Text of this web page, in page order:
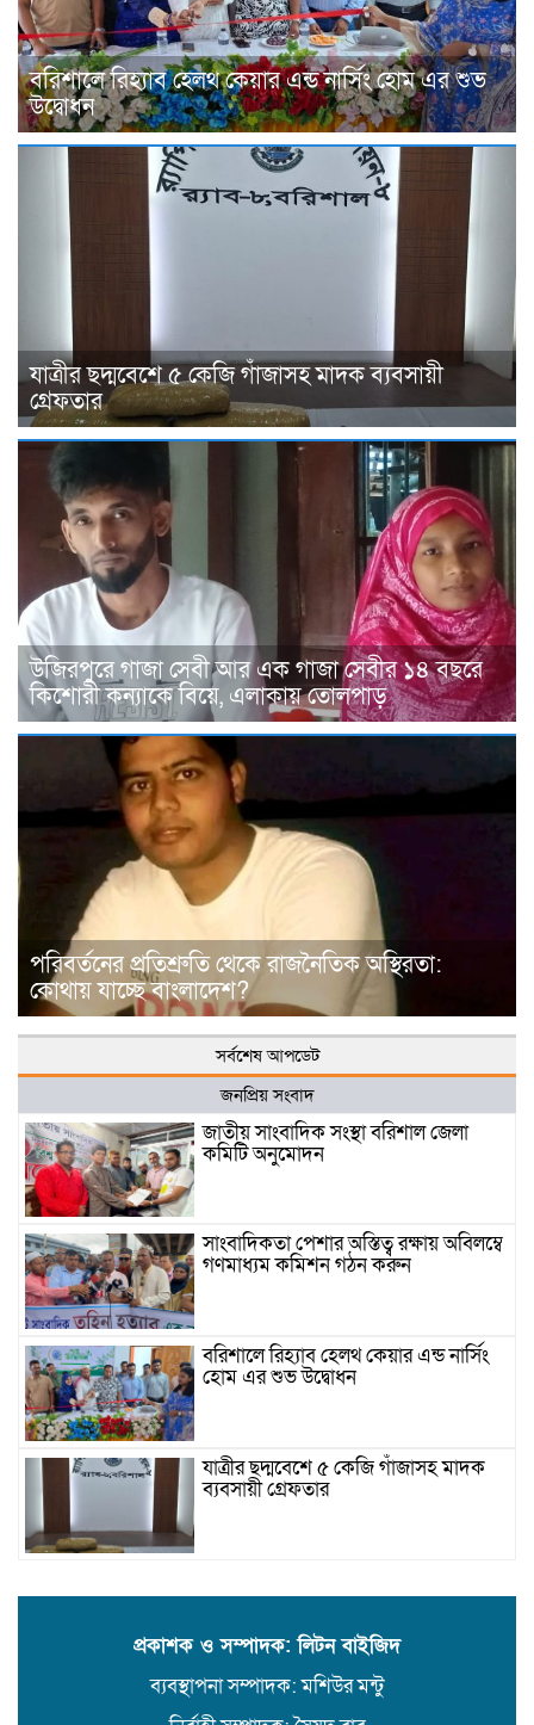
বরিশালে রিহ্যাব হেলথ কেয়ার এন্ড নার্সিং হোম এর শুভ
উদ্বোধন
যাত্রীর ছদ্মবেশে ৫ কেজি গাঁজাসহ মাদক ব্যবসায়ী
গ্রেফতার
উজিরপুরে গাজা সেবী আর এক গাজা সেবীর ১৪ বছরে
কিশোরী কন্যাকে বিয়ে, এলাকায় তোলপাড়
পরিবর্তনের প্রতিশ্রুতি থেকে রাজনৈতিক অস্থিরতা:
কোথায় যাচ্ছে বাংলাদেশ?
সর্বশেষ আপডেট
জনপ্রিয় সংবাদ
জাতীয় সাংবাদিক সংস্থা বরিশাল জেলা
কমিটি অনুমোদন
সাংবাদিকতা পেশার অস্তিত্ব রক্ষায় অবিলম্বে
গণমাধ্যম কমিশন গঠন করুন
বরিশালে রিহ্যাব হেলথ কেয়ার এন্ড নার্সিং
হোম এর শুভ উদ্বোধন
যাত্রীর ছদ্মবেশে ৫ কেজি গাঁজাসহ মাদক
ব্যবসায়ী গ্রেফতার
সেবীর ১৪ বছরে কিশোরী কন্যাকে বিয়ে,
বরিশাল সংস্কৃতিকেন্দ্রের ৩৬ জুলাই
সেমিনার
প্রকাশক ও সম্পাদক: লিটন বাইজিদ
ব্যবস্থাপনা সম্পাদক: মশিউর মন্টু